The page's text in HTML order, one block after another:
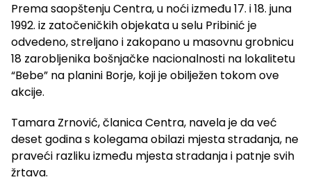
Prema saopštenju Centra, u noći između 17. i 18. juna
1992. iz zatočeničkih objekata u selu Pribinić je
odvedeno, streljano i zakopano u masovnu grobnicu
18 zarobljenika bošnjačke nacionalnosti na lokalitetu
“Bebe” na planini Borje, koji je obilježen tokom ove
akcije.
Tamara Zrnović, članica Centra, navela je da već
deset godina s kolegama obilazi mjesta stradanja, ne
praveći razliku između mjesta stradanja i patnje svih
žrtava.